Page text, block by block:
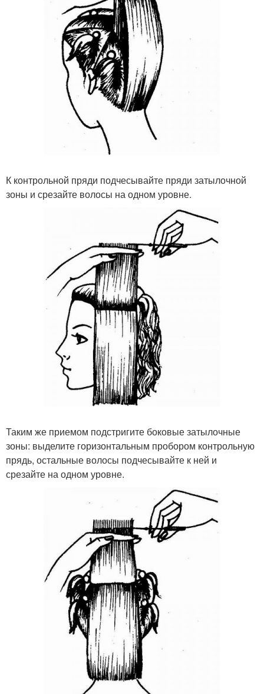
К контрольной пряди подчесывайте пряди затылочной
зоны и срезайте волосы на одном уровне.
Таким же приемом подстригите боковые затылочные
зоны: выделите горизонтальным пробором контрольную
прядь, остальные волосы подчесывайте к ней и
срезайте на одном уровне.